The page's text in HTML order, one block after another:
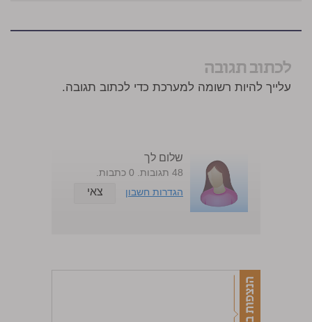
לכתוב תגובה
עלייך להיות רשומה למערכת כדי לכתוב תגובה.
שלום לך
48 תגובות. 0 כתבות.
הגדרות חשבון
צאי